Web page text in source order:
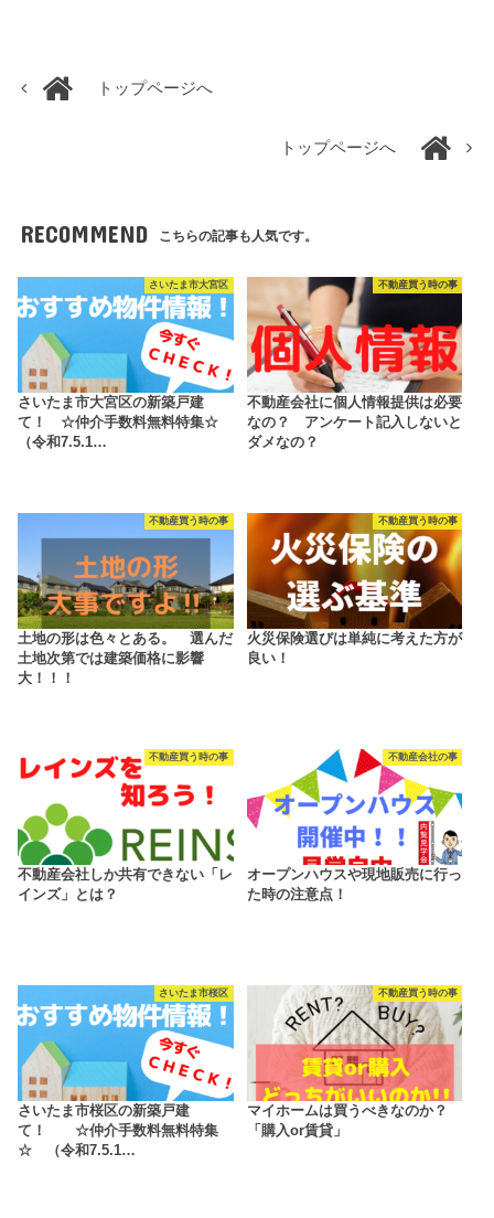
トップページへ
トップページへ
RECOMMEND こちらの記事も人気です。
さいたま市大宮区
さいたま市大宮区の新築戸建
て！ ☆仲介手数料無料特集☆
（令和7.5.1…
不動産買う時の事
不動産会社に個人情報提供は必要
なの？ アンケート記入しないと
ダメなの？
不動産買う時の事
土地の形は色々とある。 選んだ
土地次第では建築価格に影響
大！！！
不動産買う時の事
火災保険選びは単純に考えた方が
良い！
不動産買う時の事
不動産会社しか共有できない「レ
インズ」とは？
不動産会社の事
オープンハウスや現地販売に行っ
た時の注意点！
さいたま市桜区
さいたま市桜区の新築戸建
て！ ☆仲介手数料無料特集
☆ （令和7.5.1…
不動産買う時の事
マイホームは買うべきなのか？
「購入or賃貸」